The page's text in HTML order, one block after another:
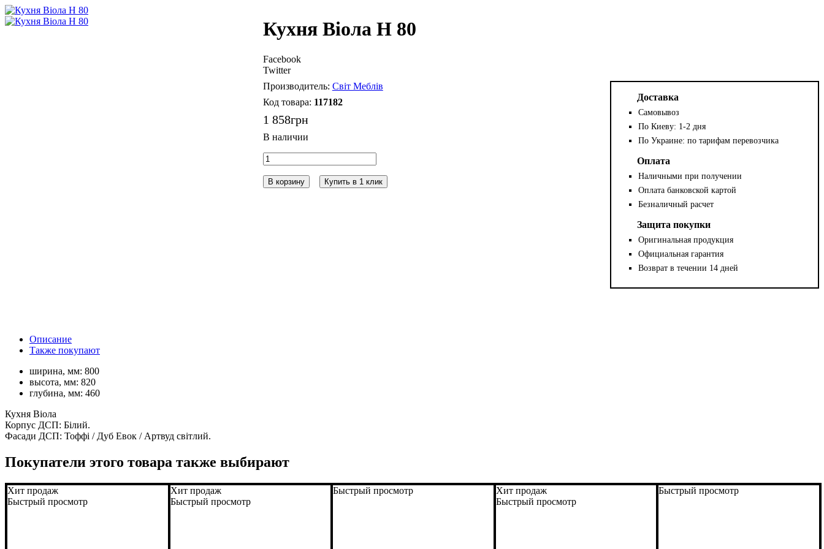
Кухня Віола Н 80
Facebook
Twitter
Світ Меблів
117182
1 858грн
В корзину Купить в 1 клик
Доставка
Самовывоз
По Киеву: 1-2 дня
По Украине: по тарифам перевозчика
Оплата
Наличными при получении
Оплата банковской картой
Безналичный расчет
Защита покупки
Оригинальная продукция
Официальная гарантия
Возврат в течении 14 дней
Описание
Также покупают
ширина, мм: 800
высота, мм: 820
глубина, мм: 460
Кухня Віола
Корпус ДСП: Білий.
Фасади ДСП: Тоффі / Дуб Евок / Артвуд світлий.
Покупатели этого товара также выбирают
Хит продаж
Быстрый просмотр
Хит продаж
Быстрый просмотр
Быстрый просмотр
Хит продаж
Быстрый просмотр
Быстрый просмотр